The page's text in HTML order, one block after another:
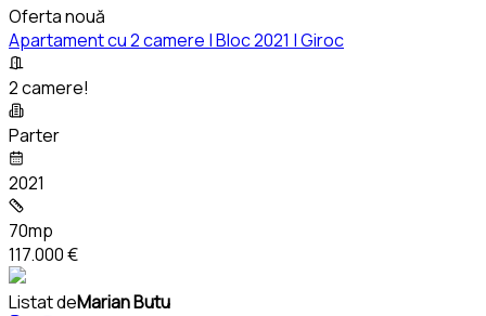
Oferta nouă
Apartament cu 2 camere | Bloc 2021 | Giroc
2 camere!
Parter
2021
70mp
117.000 €
Listat deMarian Butu